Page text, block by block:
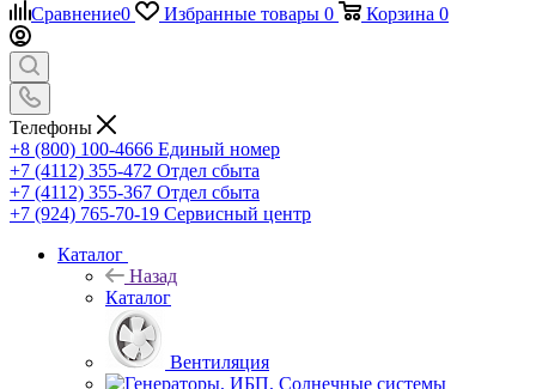
Сравнение0 Избранные товары 0 Корзина 0
Телефоны
+8 (800) 100-4666 Единый номер
+7 (4112) 355-472 Отдел сбыта
+7 (4112) 355-367 Отдел сбыта
+7 (924) 765-70-19 Сервисный центр
Каталог
Назад
Каталог
Вентиляция